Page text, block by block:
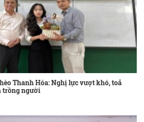
Thanh Hóa: Nghị lực vượt khó, toả
trồng người